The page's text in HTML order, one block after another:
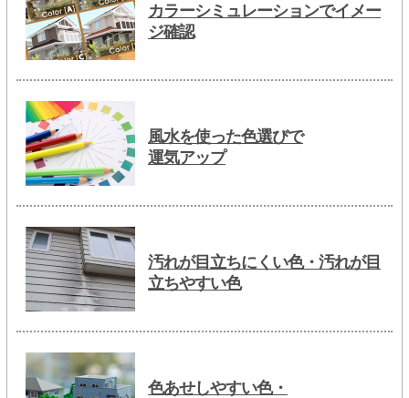
カラーシミュレーションでイメー
ジ確認
風水を使った色選びで
運気アップ
汚れが目立ちにくい色・汚れが目
立ちやすい色
色あせしやすい色・